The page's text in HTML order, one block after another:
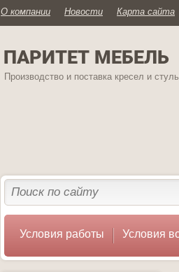
О компании Новости Карта сайта
ПАРИТЕТ МЕБЕЛЬ
Производство и поставка кресел и
Условия работы Условия